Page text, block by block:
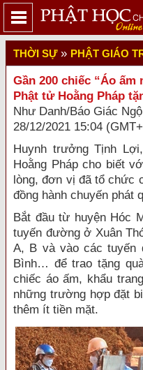
THỜI SỰ» PHẬT GIÁO
Gần 200 chiếc “Áo
Phật tử Hoằng Pháp
Như Danh/Báo Giác Ngộ
28/12/2021 15:04
Huynh trưởng Tịnh
Hoằng Pháp cho biết
lòng, đơn vị đã tổ chức
đồng hành chuyến phát
Bắt đầu từ huyện Hóc
tuyến đường ở Xuân
A, B và vào các tuyến
Bình… để trao tặng
chiếc áo ấm, khẩu
những trường hợp đặt
thêm ít tiền mặt.